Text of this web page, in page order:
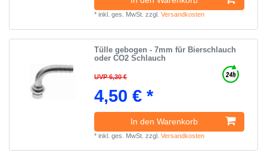
*inkl. ges. MwSt. zzgl.Versandkosten
Tülle gebogen - 7mm für Bierschlauch
oder CO2 Schlauch
UVP 6,30 €
4,50 € *
In den Warenkorb
*inkl. ges. MwSt. zzgl.Versandkosten